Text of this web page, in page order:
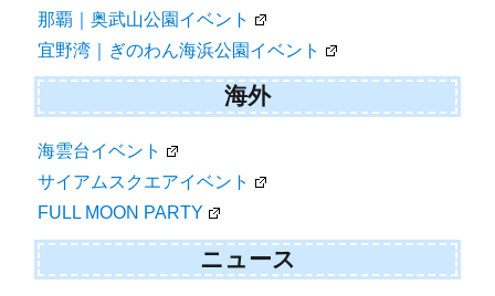
那覇｜奥武山公園イベント
宜野湾｜ぎのわん海浜公園イベント
海外
海雲台イベント
サイアムスクエアイベント
FULL MOON PARTY
ニュース